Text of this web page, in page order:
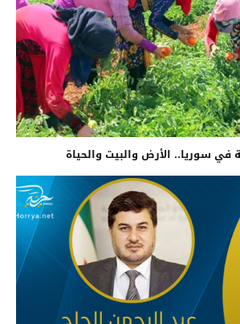
في سوريا.. الأرض والبيت والحياة